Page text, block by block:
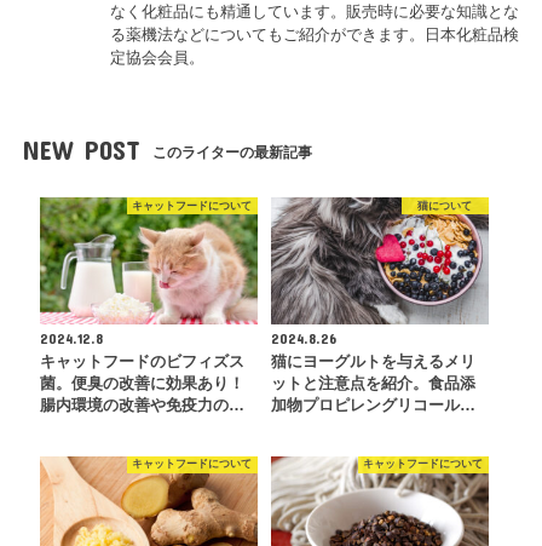
なく化粧品にも精通しています。販売時に必要な知識とな
る薬機法などについてもご紹介ができます。日本化粧品検
定協会会員。
NEW POST このライターの最新記事
キャットフードについて
2024.12.8
キャットフードのビフィズス
菌。便臭の改善に効果あり！
腸内環境の改善や免疫力の…
猫について
2024.8.26
猫にヨーグルトを与えるメリ
ットと注意点を紹介。食品添
加物プロピレングリコール…
キャットフードについて キャットフードについて